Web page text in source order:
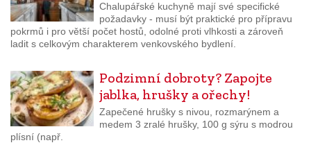
Chalupářské kuchyně mají své specifické
požadavky - musí být praktické pro přípravu
pokrmů i pro větší počet hostů, odolné proti vlhkosti a zároveň
ladit s celkovým charakterem venkovského bydlení.
Podzimní dobroty? Zapojte
jablka, hrušky a ořechy!
Zapečené hrušky s nivou, rozmarýnem a
medem 3 zralé hrušky, 100 g sýru s modrou
plísní (např.